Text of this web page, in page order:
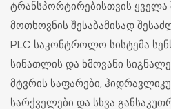
ტრანსპორტირებისთვის
მოთხოვნის შესაბამისად
PLC საკონტროლო სისტემა
სინათლის და ხმოვანი
მტვრის საფარები,
სარქველები და სხვა